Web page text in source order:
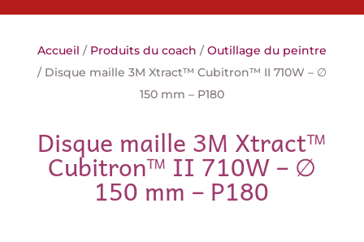
Accueil / Produits du coach /Outillage du peintre
/ Disque maille 3M Xtract™ Cubitron™ II 710W – ∅
150 mm – P180
Disque maille 3M Xtract™
Cubitron™ II 710W – ∅
150 mm – P180